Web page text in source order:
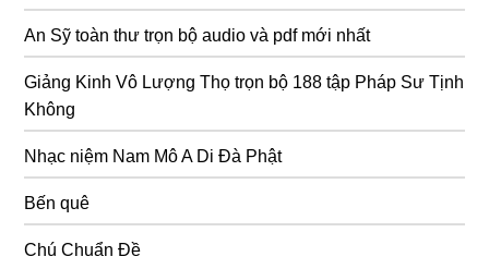
An Sỹ toàn thư trọn bộ audio và pdf mới nhất
Giảng Kinh Vô Lượng Thọ trọn bộ 188 tập Pháp Sư Tịnh
Không
Nhạc niệm Nam Mô A Di Đà Phật
Bến quê
Chú Chuẩn Đề